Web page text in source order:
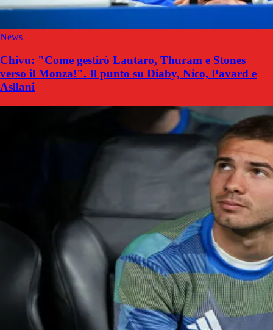
News
Chivu: "Come gestirò Lautaro, Thuram e Stones
verso il Monza!". Il punto su Diaby, Nico, Pavard e
Asllani